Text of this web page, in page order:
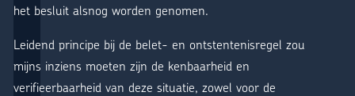
het besluit alsnog worden genomen.
Leidend principe bij de belet- en ontstentenisregel zou
mijns inziens moeten zijn de kenbaarheid en
verifieerbaarheid van deze situatie, zowel voor de